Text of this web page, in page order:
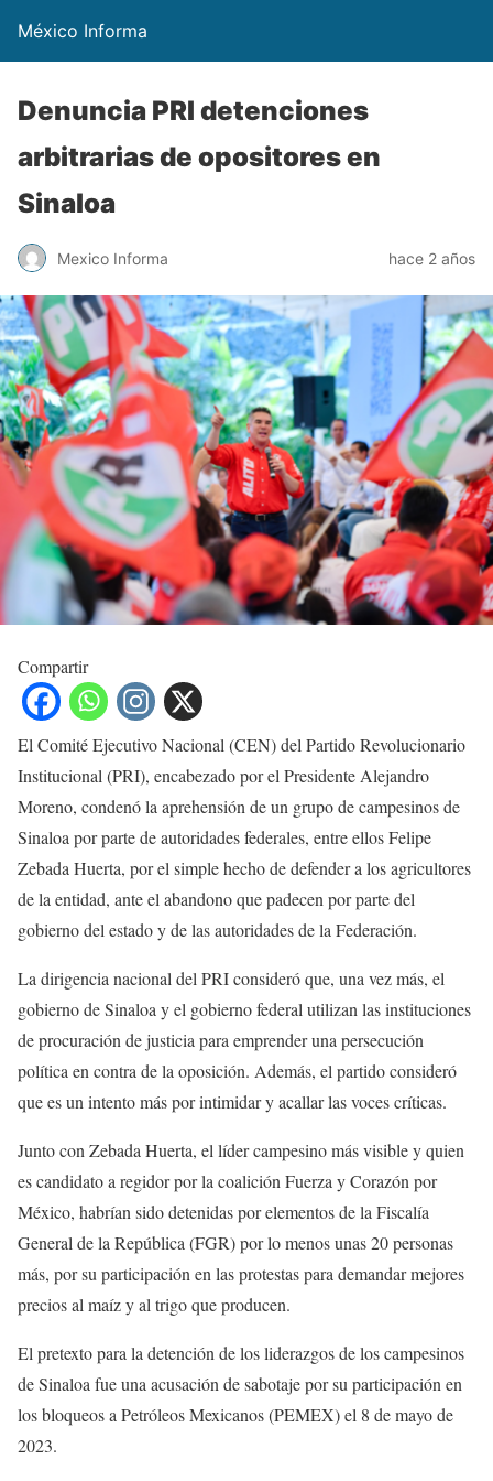
México Informa
Denuncia PRI detenciones
arbitrarias de opositores en
Sinaloa
Mexico Informa hace 2 años
Compartir
El Comité Ejecutivo Nacional (CEN) del Partido Revolucionario
Institucional (PRI), encabezado por el Presidente Alejandro
Moreno, condenó la aprehensión de un grupo de campesinos de
Sinaloa por parte de autoridades federales, entre ellos Felipe
Zebada Huerta, por el simple hecho de defender a los agricultores
de la entidad, ante el abandono que padecen por parte del
gobierno del estado y de las autoridades de la Federación.
La dirigencia nacional del PRI consideró que, una vez más, el
gobierno de Sinaloa y el gobierno federal utilizan las instituciones
de procuración de justicia para emprender una persecución
política en contra de la oposición. Además, el partido consideró
que es un intento más por intimidar y acallar las voces críticas.
Junto con Zebada Huerta, el líder campesino más visible y quien
es candidato a regidor por la coalición Fuerza y Corazón por
México, habrían sido detenidas por elementos de la Fiscalía
General de la República (FGR) por lo menos unas 20 personas
más, por su participación en las protestas para demandar mejores
precios al maíz y al trigo que producen.
El pretexto para la detención de los liderazgos de los campesinos
de Sinaloa fue una acusación de sabotaje por su participación en
los bloqueos a Petróleos Mexicanos (PEMEX) el 8 de mayo de
2023.